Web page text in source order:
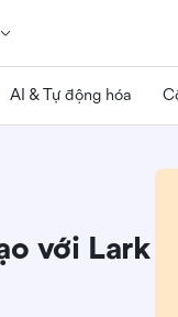
AI & Tự động hóa
với Lark